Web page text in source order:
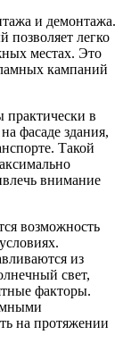
и демонтажа.
легко
местах. Это
кампаний
в
фасаде здания,
Такой
внимание
возможность
из
свет,
факторы.
на протяжении